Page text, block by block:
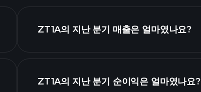
ZT1A의 지난 분기 매출은 얼마였나요?
ZT1A의 지난 분기 순이익은 얼마였나요?